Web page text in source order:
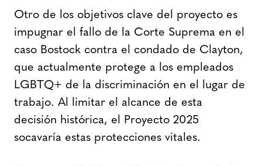
Otro de los objetivos clave del proyecto es
impugnar el fallo de la Corte Suprema en el
caso Bostock contra el condado de Clayton,
que actualmente protege a los empleados
LGBTQ+ de la discriminación en el lugar de
trabajo. Al limitar el alcance de esta
decisión histórica, el Proyecto 2025
socavaría estas protecciones vitales.